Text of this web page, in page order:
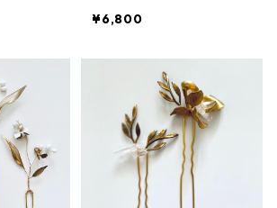
¥6,800